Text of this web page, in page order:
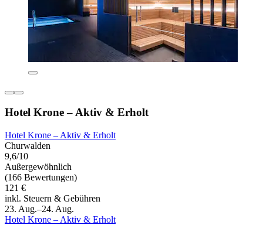
Hotel Krone – Aktiv & Erholt
Hotel Krone – Aktiv & Erholt
Churwalden
9,6/10
Außergewöhnlich
(166 Bewertungen)
121 €
inkl. Steuern & Gebühren
23. Aug.–24. Aug.
Hotel Krone – Aktiv & Erholt